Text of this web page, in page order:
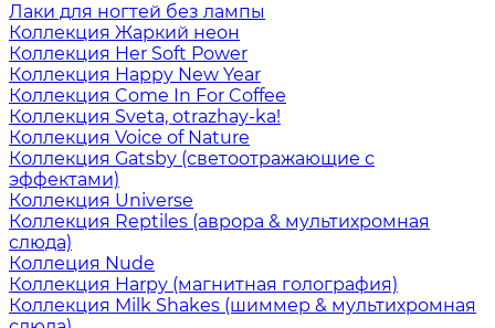
Лаки для ногтей без лампы
Коллекция Жаркий неон
Коллекция Her Soft Power
Коллекция Happy New Year
Коллекция Come In For Coffee
Коллекция Sveta, otrazhay-ka!
Коллекция Voice of Nature
Коллекция Gatsby (светоотражающие с
эффектами)
Коллекция Universe
Коллекция Reptiles (аврора & мультихромная
слюда)
Коллеция Nude
Коллекция Harpy (магнитная голография)
Коллекция Milk Shakes (шиммер & мультихромная